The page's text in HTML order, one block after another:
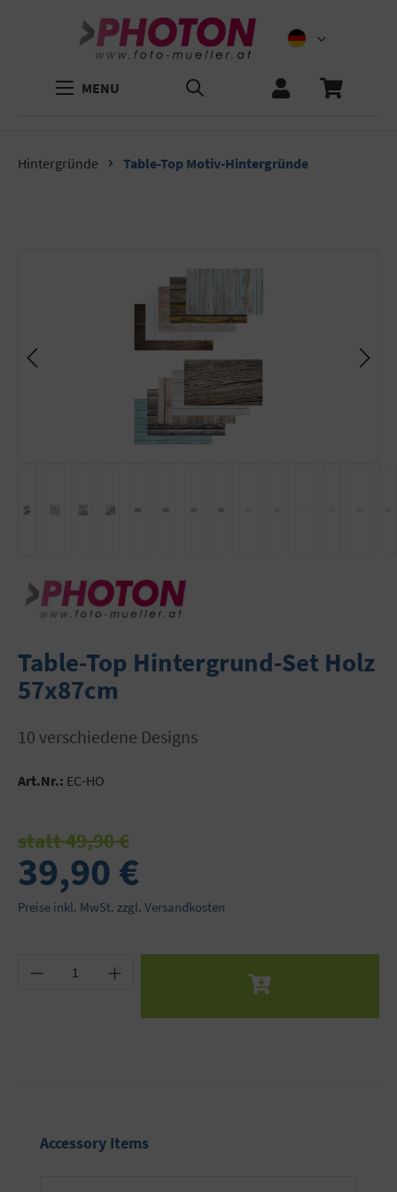
MENU
Hintergründe Table-Top Motiv-Hintergründe
Table-Top Hintergrund-Set Holz
57x87cm
10 verschiedene Designs
Art.Nr.: EC-HO
statt 49,90 €
39,90 €
Preise inkl. MwSt. zzgl. Versandkosten
Produkt Anzahl: Gib den gewünschten Wert
Produktgalerie überspringen
Accessory Items